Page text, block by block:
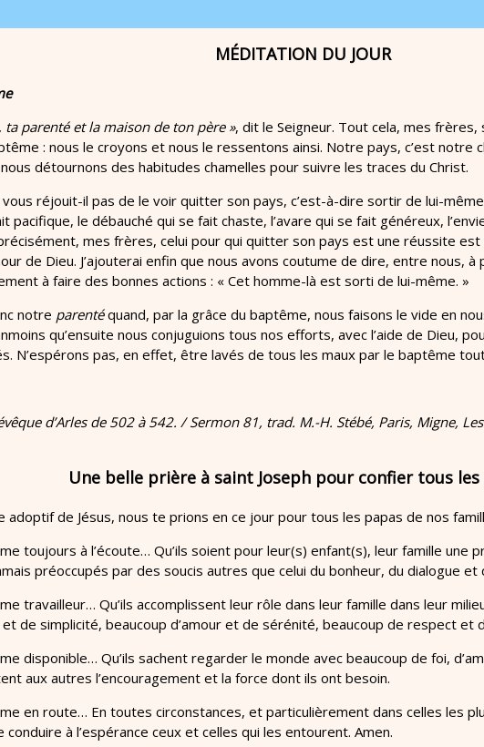
MÉDITATION DU JOUR
parenté et la maison de ton père », dit le Seigneur. Tout cela, mes
: nous le croyons et nous le ressentons ainsi. Notre pays, c’est notre
détournons des habitudes chamelles pour suivre les traces du Christ.
vous réjouit-il pas de le voir quitter son pays, c’est-à-dire sortir de lui-
pacifique, le débauché qui se fait chaste, l’avare qui se fait généreux,
mes frères, celui pour qui quitter son pays est une réussite
de Dieu. J’ajouterai enfin que nous avons coutume de dire, entre nous, à
à faire des bonnes actions : « Cet homme-là est sorti de lui-même. »
notre parentéquand, par la grâce du baptême, nous faisons le vide en
qu’ensuite nous conjuguions tous nos efforts, avec l’aide de Dieu,
N’espérons pas, en effet, être lavés de tous les maux par le baptême
d’Arles de 502 à 542. / Sermon 81, trad. M.-H. Stébé, Paris, Migne,
Une belle prière à saint Joseph pour confier tous les
adoptif de Jésus, nous te prions en ce jour pour tous les papas de nos
toujours à l’écoute… Qu’ils soient pour leur(s) enfant(s), leur famille une
préoccupés par des soucis autres que celui du bonheur, du dialogue et
travailleur… Qu’ils accomplissent leur rôle dans leur famille dans leur
de simplicité, beaucoup d’amour et de sérénité, beaucoup de respect et
disponible… Qu’ils sachent regarder le monde avec beaucoup de foi,
aux autres l’encouragement et la force dont ils ont besoin.
en route… En toutes circonstances, et particulièrement dans celles les
à l’espérance ceux et celles qui les entourent. Amen.